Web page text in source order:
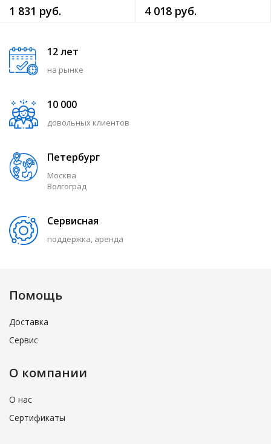
1 831 руб. 4 018 руб.
12 лет
на рынке
10 000
довольных клиентов
Петербург
Москва
Волгоград
Сервисная
поддержка, аренда
Помощь
Доставка
Сервис
О компании
О нас
Сертификаты